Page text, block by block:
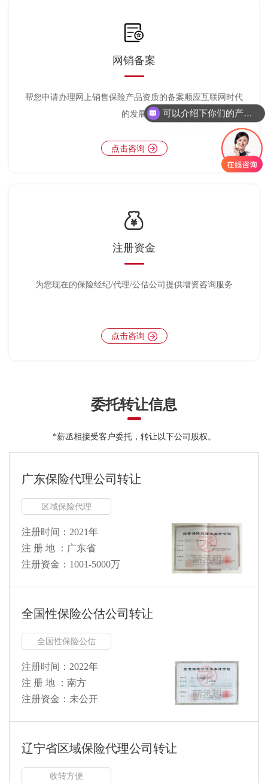
网销备案
帮您申请办理网上销售保险产品资质的备案顺应互联网时代
的发展
点击咨询
注册资金
为您现在的保险经纪/代理/公估公司提供增资咨询服务
点击咨询
委托转让信息
*薪丞相接受客户委托，转让以下公司股权。
广东保险代理公司转让
区域保险代理
注册时间：2021年
注 册 地 ：广东省
注册资金：1001-5000万
全国性保险公估公司转让
全国性保险公估
注册时间：2022年
注 册 地 ：南方
注册资金：未公开
辽宁省区域保险代理公司转让
收转方便
你们是怎么收费的呢